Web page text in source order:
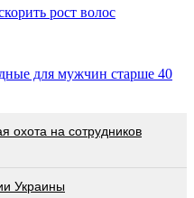
рост волос
для мужчин старше 40
охота на сотрудников
Украины